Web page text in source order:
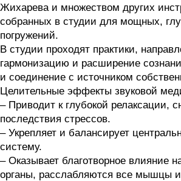
Жихарева и множеством других
собранных в студии для мощных,
погружений.
В студии проходят практики,
гармонизацию и расширение
и соединение c источником
Целительные эффекты звуковой
– Приводит к глубокой релаксации,
последствия стрессов.
– Укрепляет и балансирует
систему.
– Оказывает благотворное влияние
органы, расслабляются все мышцы